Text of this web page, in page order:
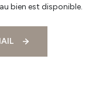
bien est disponible.